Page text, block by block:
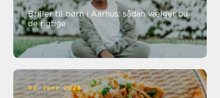
Briller til børn i Aarhus: sådan vælger du
de rigtige
02. June 2026